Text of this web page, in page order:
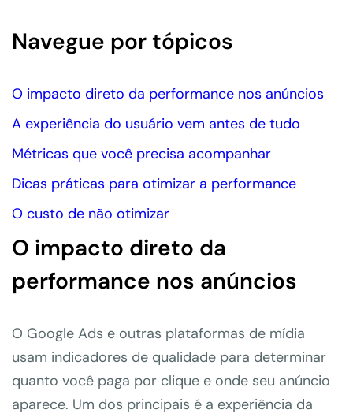
Navegue por tópicos
O impacto direto da performance nos anúncios
A experiência do usuário vem antes de tudo
Métricas que você precisa acompanhar
Dicas práticas para otimizar a performance
O custo de não otimizar
O impacto direto da
performance nos anúncios
O Google Ads e outras plataformas de mídia
usam indicadores de qualidade para determinar
quanto você paga por clique e onde seu anúncio
aparece. Um dos principais é a experiência da